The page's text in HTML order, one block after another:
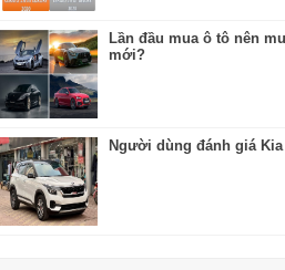
Lần đầu mua ô tô nên
mới?
Người dùng đánh giá